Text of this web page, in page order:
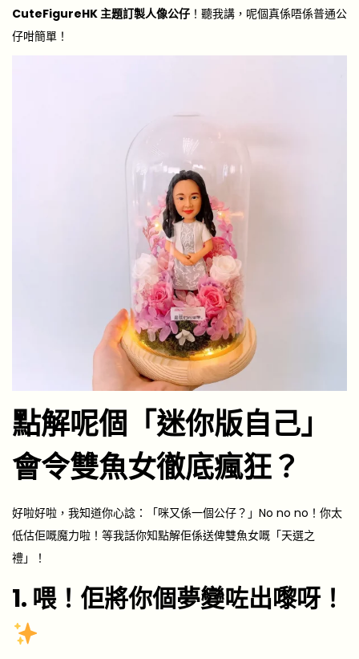
CuteFigureHK 主題訂製人像公仔 ！聽我講，呢個真係唔係普通公
仔咁簡單！
點解呢個「迷你版自己」
會令雙魚女徹底瘋狂？
好啦好啦，我知道你心諗：「咪又係一個公仔？」No no no！你太
低估佢嘅魔力啦！等我話你知點解佢係送俾雙魚女嘅「天選之
禮」！
1. 喂！佢將你個夢變咗出嚟呀！